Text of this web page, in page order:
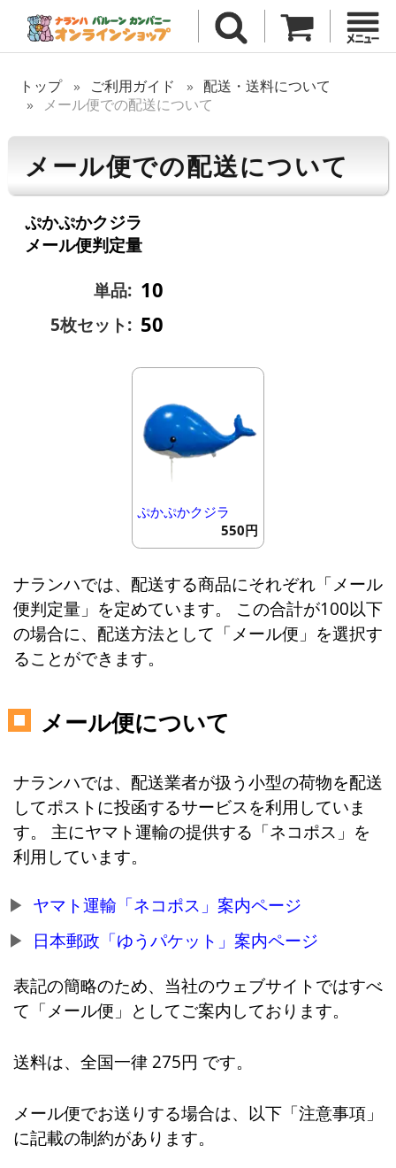
トップ ご利用ガイド
配送・送料について
メール便での配送について
メール便での配送について
ぷかぷかクジラ
メール便判定量
単品: 10
5枚セット: 50
ぷかぷかクジラ
550円
ナランハでは、配送する商品にそれぞれ「メール
便判定量」を定めています。 この合計が100以下
の場合に、配送方法として「メール便」を選択す
ることができます。
メール便について
ナランハでは、配送業者が扱う小型の荷物を配送
してポストに投函するサービスを利用していま
す。 主にヤマト運輸の提供する「ネコポス」を
利用しています。
ヤマト運輸「ネコポス」案内ページ
日本郵政「ゆうパケット」案内ページ
表記の簡略のため、当社のウェブサイトではすべ
て「メール便」としてご案内しております。
送料は、全国一律 275円 です。
メール便でお送りする場合は、以下「注意事項」
に記載の制約があります。